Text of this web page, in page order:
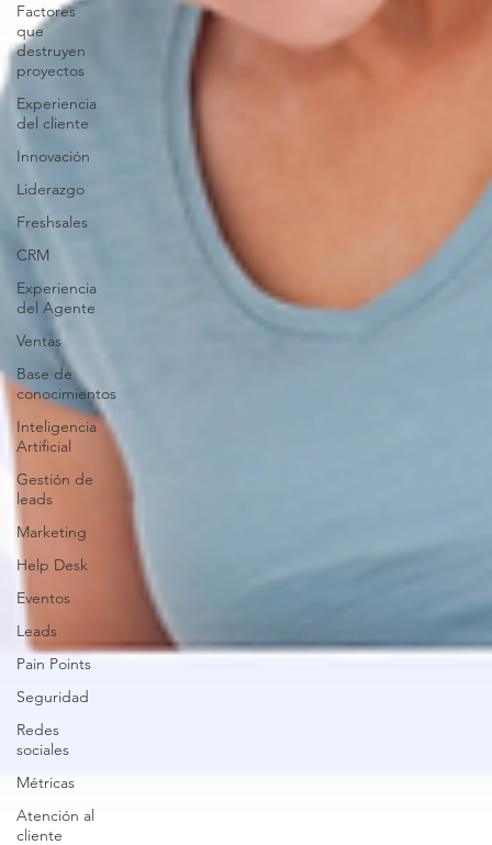
Factores
que
destruyen
proyectos
Experiencia
del cliente
Innovación
Liderazgo
Freshsales
CRM
Experiencia
del Agente
Ventas
Base de
conocimientos
Inteligencia
Artificial
Gestión de
leads
Marketing
Help Desk
Eventos
Leads
Pain Points
Seguridad
Redes
sociales
Métricas
Atención al
cliente